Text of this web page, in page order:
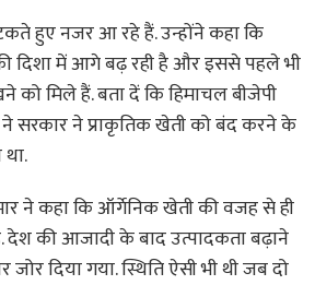
हुए नजर आ रहे हैं. उन्होंने कहा कि
दिशा में आगे बढ़ रही है और इससे पहले भी
मिले हैं. बता दें कि हिमाचल बीजेपी
ने सरकार ने प्राकृतिक खेती को बंद करने के
ने कहा कि ऑर्गेनिक खेती की वजह से ही
देश की आजादी के बाद उत्पादकता बढ़ाने
दिया गया. स्थिति ऐसी भी थी जब दो